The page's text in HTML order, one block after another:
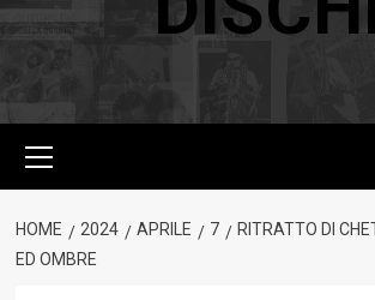
principale
HOME 2024 APRILE 7
RITRATTO DI
ED OMBRE